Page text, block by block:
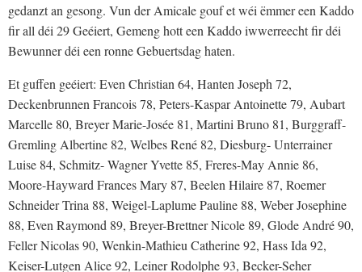
gedanzt an gesong. Vun der Amicale gouf et wéi ëmmer een Kaddo
fir all déi 29 Geéiert, Gemeng hott een Kaddo iwwerreecht fir déi
Bewunner déi een ronne Gebuertsdag haten.
Et guffen geéiert: Even Christian 64, Hanten Joseph 72,
Deckenbrunnen Francois 78, Peters-Kaspar Antoinette 79, Aubart
Marcelle 80, Breyer Marie-Josée 81, Martini Bruno 81, Burggraff-
Gremling Albertine 82, Welbes René 82, Diesburg- Unterrainer
Luise 84, Schmitz- Wagner Yvette 85, Freres-May Annie 86,
Moore-Hayward Frances Mary 87, Beelen Hilaire 87, Roemer
Schneider Trina 88, Weigel-Laplume Pauline 88, Weber Josephine
88, Even Raymond 89, Breyer-Brettner Nicole 89, Glode André 90,
Feller Nicolas 90, Wenkin-Mathieu Catherine 92, Hass Ida 92,
Keiser-Lutgen Alice 92, Leiner Rodolphe 93, Becker-Seher